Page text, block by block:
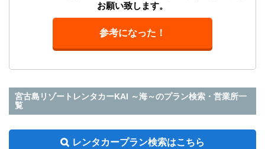
お願い致します。
参考になった！
宮古島リゾートレンタカーKAI ～海～のプラン検索・営業所一
覧
レンタカープラン検索はこちら